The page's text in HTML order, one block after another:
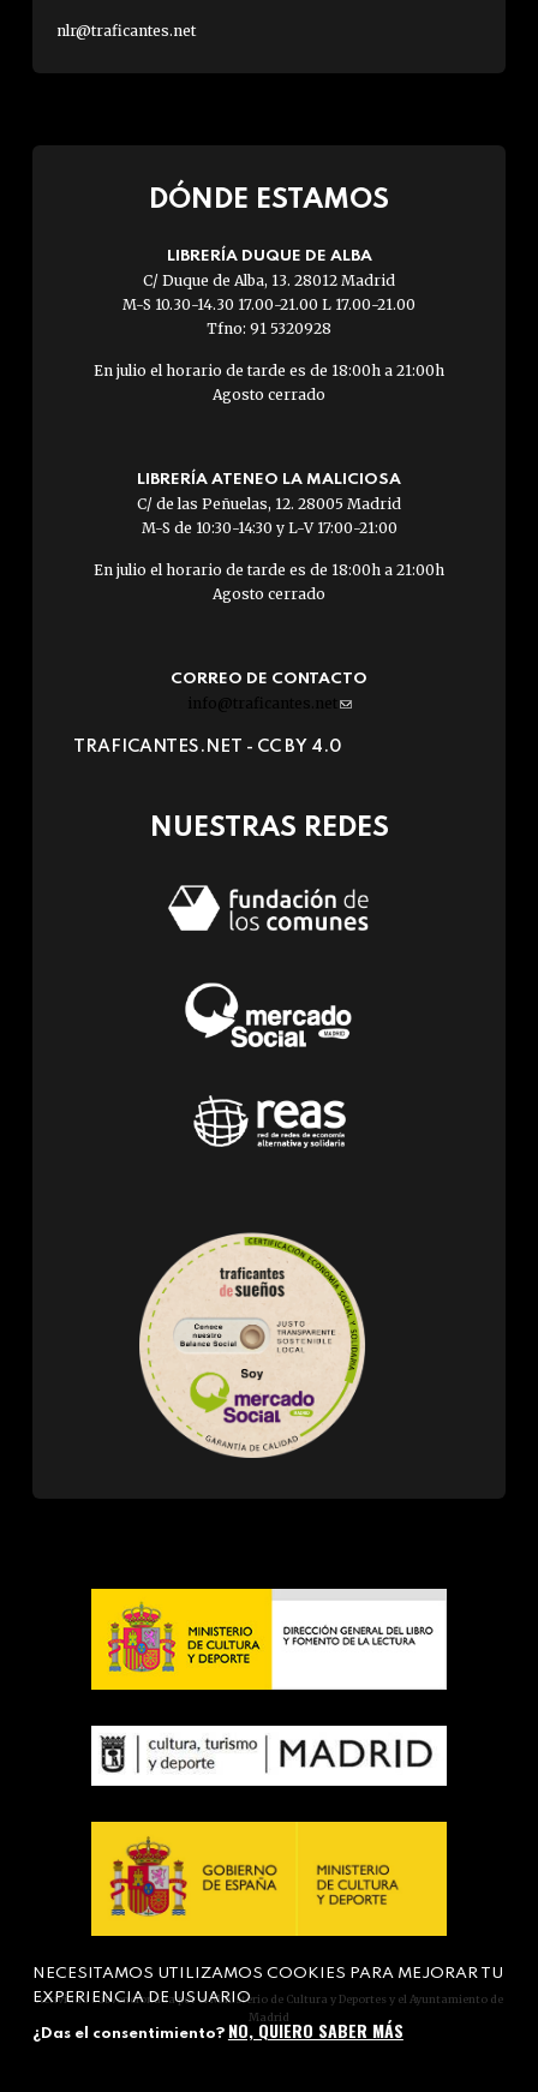
nlr@traficantes.net
DÓNDE ESTAMOS
LIBRERÍA DUQUE DE ALBA
C/ Duque de Alba, 13. 28012 Madrid
M-S 10.30-14.30 17.00-21.00 L 17.00-21.00
Tfno: 91 5320928
En julio el horario de tarde es de 18:00h a 21:00h
Agosto cerrado
LIBRERÍA ATENEO LA MALICIOSA
C/ de las Peñuelas, 12. 28005 Madrid
M-S de 10:30-14:30 y L-V 17:00-21:00
En julio el horario de tarde es de 18:00h a 21:00h
Agosto cerrado
CORREO DE CONTACTO
info@traficantes.net (link
e-
TRAFICANTES.NET - CC BY 4.0
NUESTRAS REDES
Actividad subvencionada por el Ministerio de Cultura y Deportes y el Ayuntamiento de
Madrid
NECESITAMOS UTILIZAMOS COOKIES PARA MEJORAR TU
EXPERIENCIA DE USUARIO
¿Das el consentimiento? NO, QUIERO SABER MÁS